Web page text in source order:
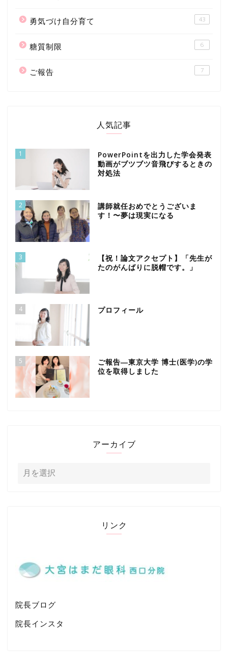
勇気づけ自分育て 43
糖質制限 6
ご報告 7
人気記事
1
PowerPointを出力した学会発表
動画がブツブツ音飛びするときの
対処法
2
講師就任おめでとうございま
す！〜夢は現実になる
3
【祝！論文アクセプト】「先生が
たのがんばりに脱帽です。」
4 プロフィール
5
ご報告―東京大学 博士(医学)の学
位を取得しました
アーカイブ
リンク
院長ブログ
院長インスタ